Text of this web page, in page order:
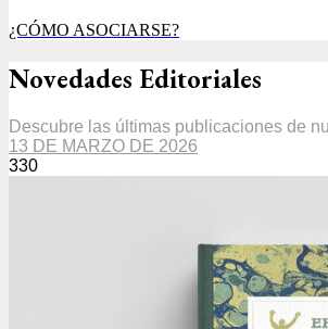
¿CÓMO ASOCIARSE?
Novedades Editoriales
Descubre las últimas publicaciones de
13 DE MARZO DE 2026
330